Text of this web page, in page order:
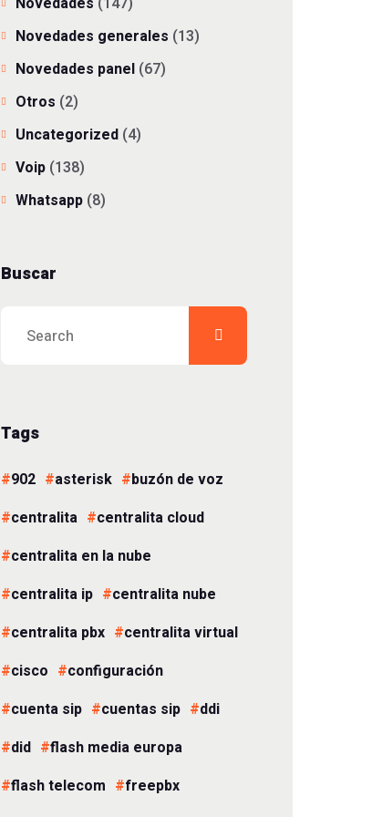
Novedades generales (13)
Novedades panel (67)
Otros (2)
Uncategorized (4)
Voip (138)
Whatsapp (8)
Buscar
Tags
902 asterisk
buzón de voz
centralita
centralita cloud
centralita en la nube
centralita ip
centralita nube
centralita pbx
centralita virtual
cisco
configuración
cuenta sip
cuentas sip
ddi
did
flash media europa
flash telecom
freepbx